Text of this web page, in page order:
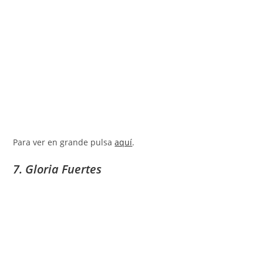
Para ver en grande pulsaaquí.
7. Gloria Fuertes